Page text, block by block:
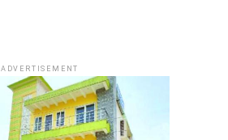
ADVERTISEMENT